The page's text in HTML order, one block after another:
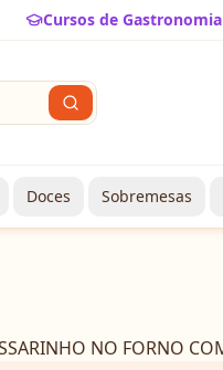
Cursos de Gastronomia
Doces Sobremesas